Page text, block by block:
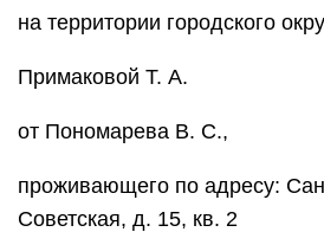
на территории городского
Примаковой Т. А.
от Пономарева В. С.,
проживающего по адресу:
Советская, д. 15, кв. 2